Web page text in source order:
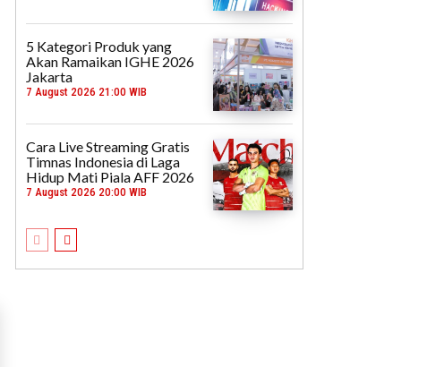
5 Kategori Produk yang
Akan Ramaikan IGHE 2026
Jakarta
7 August 2026 21:00 WIB
Cara Live Streaming Gratis
Timnas Indonesia di Laga
Hidup Mati Piala AFF 2026
7 August 2026 20:00 WIB